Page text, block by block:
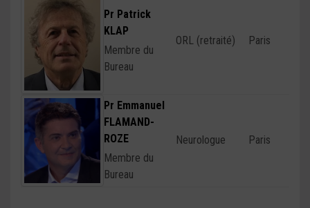
Pr Patrick
KLAP
Membre du
Bureau
ORL (retraité) Paris
Pr Emmanuel
FLAMAND-
ROZE
Membre du
Bureau
Neurologue Paris